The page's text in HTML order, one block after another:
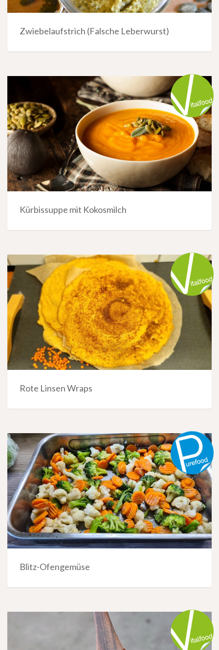
Zwiebelaufstrich (Falsche Leberwurst)
Kürbissuppe mit Kokosmilch
Rote Linsen Wraps
Blitz-Ofengemüse